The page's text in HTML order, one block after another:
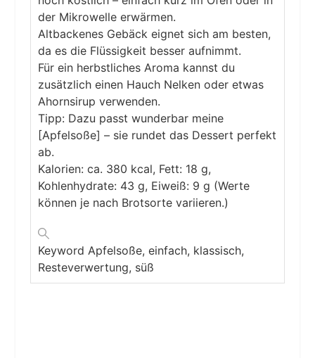
der Mikrowelle erwärmen.
Altbackenes Gebäck eignet sich am besten,
da es die Flüssigkeit besser aufnimmt.
Für ein herbstliches Aroma kannst du
zusätzlich einen Hauch Nelken oder etwas
Ahornsirup verwenden.
Tipp: Dazu passt wunderbar meine
[Apfelsoße] – sie rundet das Dessert perfekt
ab.
Kalorien: ca. 380 kcal, Fett: 18 g,
Kohlenhydrate: 43 g, Eiweiß: 9 g (Werte
können je nach Brotsorte variieren.)
Keyword Apfelsoße, einfach, klassisch,
Resteverwertung, süß